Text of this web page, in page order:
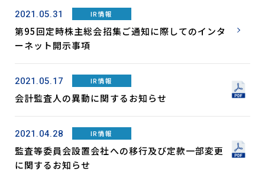
2021.05.31 IR情報
第95回定時株主総会招集ご通知に際してのインタ
ーネット開示事項
2021.05.17 IR情報
会計監査人の異動に関するお知らせ
2021.04.28 IR情報
監査等委員会設置会社への移行及び定款一部変更
に関するお知らせ